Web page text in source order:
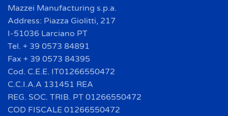
Mazzei Manufacturing s.p.a.
Address: Piazza Giolitti, 217
I-51036 Larciano PT
Tel. + 39 0573 84891
Fax + 39 0573 84395
Cod. C.E.E. IT01266550472
C.C.I.A.A 131451 REA
REG. SOC. TRIB. PT 01266550472
COD FISCALE 01266550472